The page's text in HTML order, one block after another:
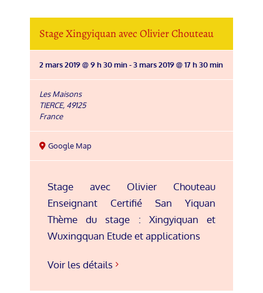
Stage Xingyiquan avec Olivier Chouteau
2 mars 2019 @ 9 h 30 min-3 mars 2019 @ 17 h 30 min
Les Maisons
TIERCE, 49125
France
Google Map
Stage avec Olivier Chouteau
Enseignant Certifié San Yiquan
Thème du stage : Xingyiquan et
Wuxingquan Etude et applications
Voir les détails